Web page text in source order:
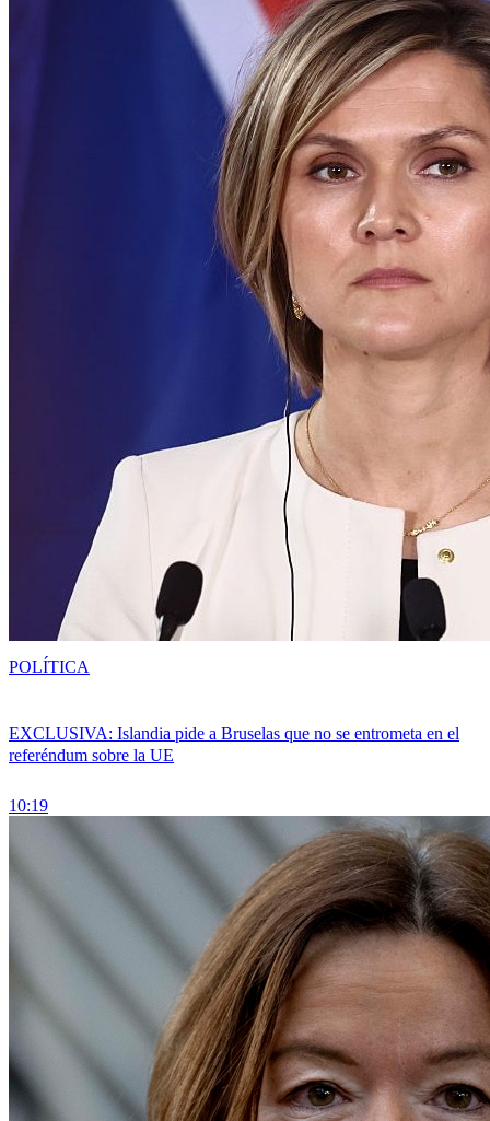
EXCLUSIVA: Islandia pide a Bruselas que no se entrometa en el
referéndum sobre la UE
10:19
POLÍTICA